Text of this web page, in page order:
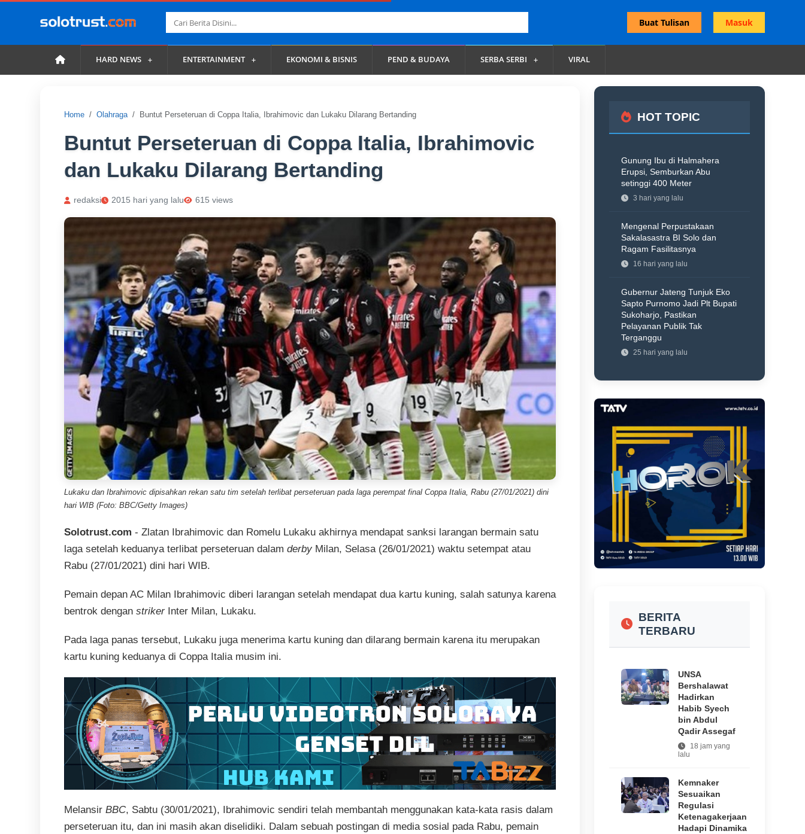
Masuk
Buat Tulisan
HARD NEWS ENTERTAINMENT EKONOMI & BISNIS PEND & BUDAYA SERBA SERBI VIRAL
Home Olahraga Buntut Perseteruan di Coppa Italia, Ibrahimovic dan Lukaku Dilarang Bertanding
Buntut Perseteruan di Coppa Italia, Ibrahimovic
dan Lukaku Dilarang Bertanding
redaksi 2015 hari yang lalu 615 views
Lukaku dan Ibrahimovic dipisahkan rekan satu tim setelah terlibat perseteruan pada laga perempat final Coppa Italia, Rabu (27/01/2021) dini
hari WIB (Foto: BBC/Getty Images)
Solotrust.com- Zlatan Ibrahimovic dan Romelu Lukaku akhirnya mendapat sanksi larangan bermain satu
laga setelah keduanya terlibat perseteruan dalamderby Milan, Selasa (26/01/2021) waktu setempat atau
Rabu (27/01/2021) dini hari WIB.
Pemain depan AC Milan Ibrahimovic diberi larangan setelah mendapat dua kartu kuning, salah satunya karena
bentrok denganstrikerInter Milan, Lukaku.
Pada laga panas tersebut, Lukaku juga menerima kartu kuning dan dilarang bermain karena itu merupakan
kartu kuning keduanya di Coppa Italia musim ini.
MelansirBBC, Sabtu (30/01/2021), Ibrahimovic sendiri telah membantah menggunakan kata-kata rasis dalam
perseteruan itu, dan ini masih akan diselidiki. Dalam sebuah postingan di media sosial pada Rabu, pemain
HOT TOPIC
Gunung Ibu di Halmahera
Erupsi, Semburkan Abu
setinggi 400 Meter
3 hari yang lalu
Mengenal Perpustakaan
Sakalasastra BI Solo dan
Ragam Fasilitasnya
16 hari yang lalu
Gubernur Jateng Tunjuk Eko
Sapto Purnomo Jadi Plt Bupati
Sukoharjo, Pastikan
Pelayanan Publik Tak
Terganggu
25 hari yang lalu
BERITA
TERBARU
UNSA
Bershalawat
Hadirkan
Habib Syech
bin Abdul
Qadir Assegaf
18 jam yang
lalu
Kemnaker
Sesuaikan
Regulasi
Ketenagakerjaan
Hadapi Dinamika